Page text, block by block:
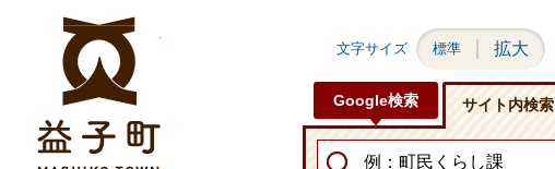
文字サイズ 標準 拡大
Google検索 サイト内検索